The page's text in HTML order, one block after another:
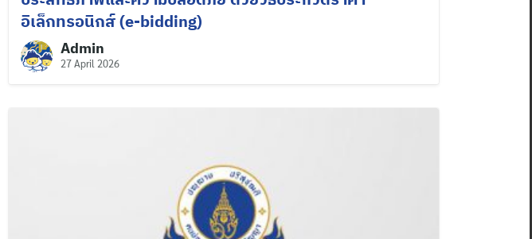
อิเล็กทรอนิกส์ (e-bidding)
Admin
27 April 2026